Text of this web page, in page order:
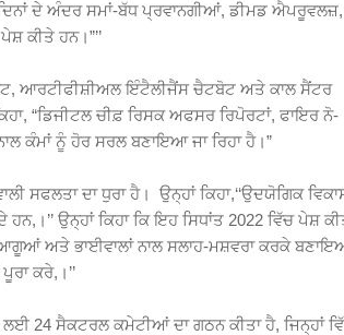
ਦਿਨਾਂ ਦੇ ਅੰਦਰ ਸਮਾਂ-ਬੱਧ ਪ੍ਰਵਾਨਗੀਆਂ, ਡੀਮਡ ਐਪਰੂਵਲਜ਼,
ਕੀਤੇ ਹਨ।”’’
ਆਰਟੀਫੀਸ਼ੀਅਲ ਇੰਟੈਲੀਜੈਂਸ ਚੈਟਬੋਟ ਅਤੇ ਕਾਲ ਸੈਂਟਰ
“ਡਿਜੀਟਲ ਚੀਫ਼ ਰਿਸਕ ਅਫਸਰ ਰਿਪੋਰਟਾਂ, ਫਾਇਰ ਨੋ-
ਕੰਮਾਂ ਨੂੰ ਹੋਰ ਸਰਲ ਬਣਾਇਆ ਜਾ ਰਿਹਾ ਹੈ।”
ਸਫਲਤਾ ਦਾ ਧੁਰਾ ਹੈ। ਉਨ੍ਹਾਂ ਕਿਹਾ,‘‘ਉਦਯੋਗਿਕ
ਉਨ੍ਹਾਂ ਕਿਹਾ ਕਿ ਇਹ ਸਿਧਾਂਤ 2022 ਵਿੱਚ ਪੇਸ਼
ਆਗੂਆਂ ਅਤੇ ਭਾਈਵਾਲਾਂ ਨਾਲ ਸਲਾਹ-ਮਸ਼ਵਰਾ ਕਰਕੇ
ਕਰੇ,।’’
ਸੈਕਟਰਲ ਕਮੇਟੀਆਂ ਦਾ ਗਠਨ ਕੀਤਾ ਹੈ, ਜਿਨ੍ਹਾਂ